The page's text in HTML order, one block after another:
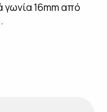
γωνία 16mm από